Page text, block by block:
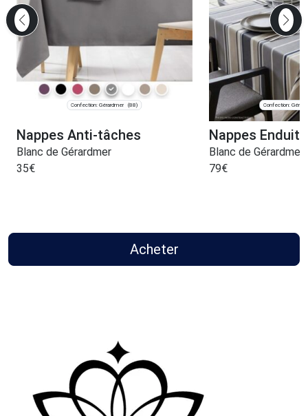
Confection: Gérardmer (88)
Nappes Anti-tâches
Blanc de Gérardmer
35€
Confection:
Nappes
Blanc de Gérardmer
79€
Acheter